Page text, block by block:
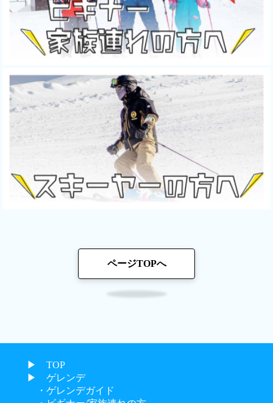
ページTOPへ
▶︎ TOP
▶︎ ゲレンデ
・ゲレンデガイド